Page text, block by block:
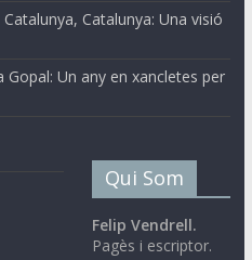
Catalunya: Una visió
Gopal: Un any en xancletes per
Qui Som
Felip Vendrell.
Pagès i escriptor.